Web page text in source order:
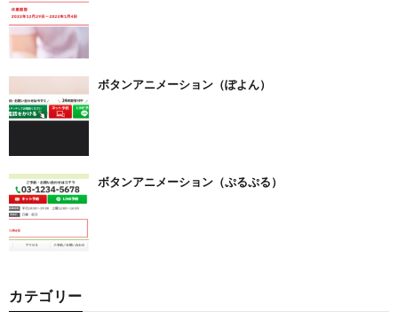
ボタンアニメーション（ぽよん）
ボタンアニメーション（ぷるぷる）
カテゴリー